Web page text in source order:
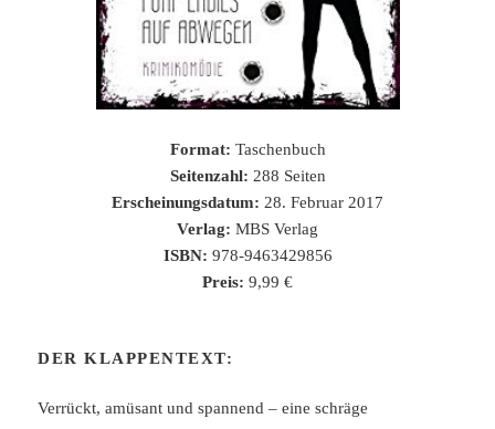
Format: Taschenbuch
Seitenzahl: 288 Seiten
Erscheinungsdatum: 28. Februar 2017
Verlag: MBS Verlag
ISBN: 978-9463429856
Preis: 9,99 €
DER KLAPPENTEXT:
Verrückt, amüsant und spannend – eine schräge